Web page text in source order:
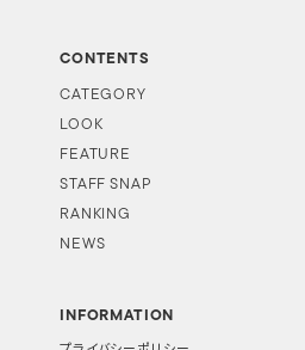
CONTENTS
CATEGORY
LOOK
FEATURE
STAFF SNAP
RANKING
NEWS
INFORMATION